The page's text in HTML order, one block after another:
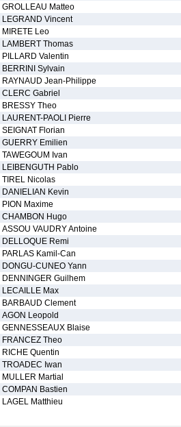
GROLLEAU Matteo
LEGRAND Vincent
MIRETE Leo
LAMBERT Thomas
PILLARD Valentin
BERRINI Sylvain
RAYNAUD Jean-Philippe
CLERC Gabriel
BRESSY Theo
LAURENT-PAOLI Pierre
SEIGNAT Florian
GUERRY Emilien
TAWEGOUM Ivan
LEIBENGUTH Pablo
TIREL Nicolas
DANIELIAN Kevin
PION Maxime
CHAMBON Hugo
ASSOU VAUDRY Antoine
DELLOQUE Remi
PARLAS Kamil-Can
DONGU-CUNEO Yann
DENNINGER Guilhem
LECAILLE Max
BARBAUD Clement
AGON Leopold
GENNESSEAUX Blaise
FRANCEZ Theo
RICHE Quentin
TROADEC Iwan
MULLER Martial
COMPAN Bastien
LAGEL Matthieu